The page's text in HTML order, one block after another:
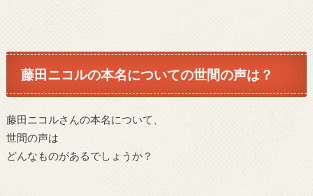
藤田ニコルの本名についての世間の声は？
藤田ニコルさんの本名について、
世間の声は
どんなものがあるでしょうか？